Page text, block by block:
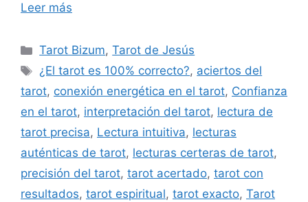
Leer más
Categorías
Tarot Bizum,Tarot de Jesús
Etiquetas
¿El tarot es 100% correcto?, aciertos del
tarot, conexión energética en el tarot, Confianza
en el tarot, interpretación del tarot, lectura de
tarot precisa, Lectura intuitiva, lecturas
auténticas de tarot, lecturas certeras de tarot,
precisión del tarot, tarot acertado, tarot con
resultados, tarot espiritual, tarot exacto, Tarot